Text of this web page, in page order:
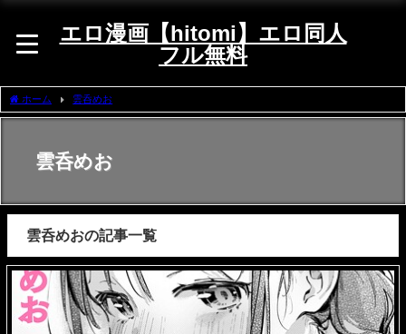
エロ漫画【hitomi】エロ同人
フル無料
ホーム 雲呑めお
雲呑めお
雲呑めおの記事一覧